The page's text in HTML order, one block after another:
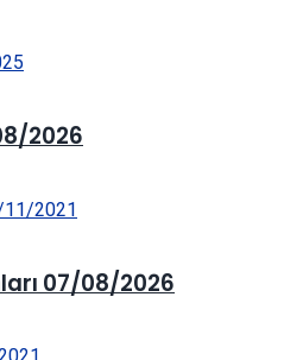
2026
07/08/2026